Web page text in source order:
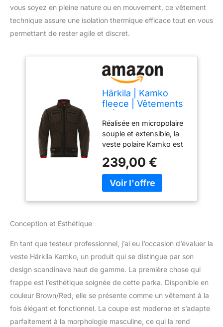
vous soyez en pleine nature ou en mouvement, ce vêtement
technique assure une isolation thermique efficace tout en vous
permettant de rester agile et discret.
Härkila | Kamko
fleece | Vêtements
Chasse pour
Professionnels |
Design Scandinave
Haut de Gamme
Durable |
Brown/Red, S
Réalisée en micropolaire
souple et extensible, la
veste polaire Kamko est
offrir deux vestes en une.
Sa membrane GORE-TEX
INFINIUMTM
rend déperlante et
résistante aux salissures.
La veste polaire Kamko
possède deux poches
poitrine et deux poches
vous puissiez emporter
une radio, votre portable
239,00 €
Conception et Esthétique
En tant que testeur professionnel, j’ai eu l’occasion d’évaluer la
veste Härkila Kamko, un produit qui se distingue par son
design scandinave haut de gamme. La première chose qui
frappe est l’esthétique soignée de cette parka. Disponible en
couleur Brown/Red, elle se présente comme un vêtement à la
fois élégant et fonctionnel. La coupe est moderne et s’adapte
parfaitement à la morphologie masculine, ce qui la rend